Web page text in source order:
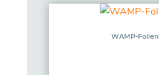
WAMP-Folien